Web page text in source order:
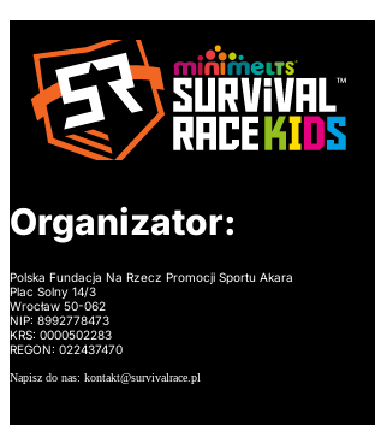
Organizator:
Polska Fundacja Na Rzecz Promocji Sportu Akara
Plac Solny 14/3
Wrocław 50-062
NIP: 8992778473
KRS: 0000502283
REGON: 022437470
Napisz do nas: kontakt@survivalrace.pl